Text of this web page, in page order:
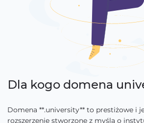
Dla kogo domena
Domena **.university** to prestiżowe i
rozszerzenie stworzone z myślą o